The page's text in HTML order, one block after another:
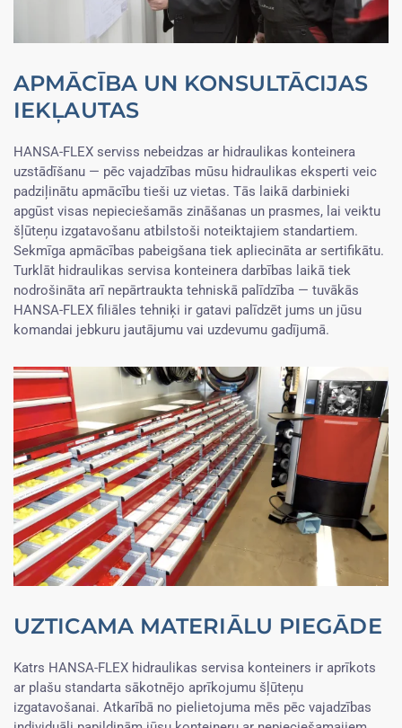
APMĀCĪBA UN KONSULTĀCIJAS
IEKĻAUTAS
HANSA-FLEX serviss nebeidzas ar hidraulikas konteinera
uzstādīšanu — pēc vajadzības mūsu hidraulikas eksperti veic
padziļinātu apmācību tieši uz vietas. Tās laikā darbinieki
apgūst visas nepieciešamās zināšanas un prasmes, lai veiktu
šļūteņu izgatavošanu atbilstoši noteiktajiem standartiem.
Sekmīga apmācības pabeigšana tiek apliecināta ar sertifikātu.
Turklāt hidraulikas servisa konteinera darbības laikā tiek
nodrošināta arī nepārtraukta tehniskā palīdzība — tuvākās
HANSA-FLEX filiāles tehniķi ir gatavi palīdzēt jums un jūsu
komandai jebkuru jautājumu vai uzdevumu gadījumā.
UZTICAMA MATERIĀLU PIEGĀDE
Katrs HANSA-FLEX hidraulikas servisa konteiners ir aprīkots
ar plašu standarta sākotnējo aprīkojumu šļūteņu
izgatavošanai. Atkarībā no pielietojuma mēs pēc vajadzības